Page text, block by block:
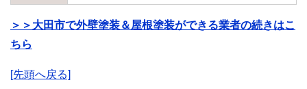
＞＞大田市で外壁塗装＆屋根塗装ができる業者の続きはこ
ちら
[先頭へ戻る]